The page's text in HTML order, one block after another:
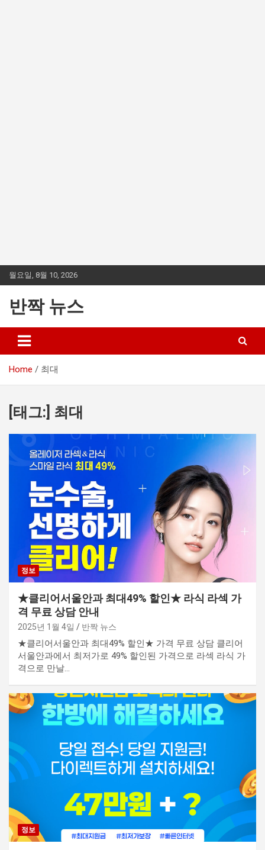
Skip
to
월요일, 8월 10, 2026
반짝 뉴스
Home 최대
[태그:] 최대
정보
★클리어서울안과 최대49% 할인★ 라식 라섹 가
격 무료 상담 안내
2025년 1월 4일 반짝 뉴스
★클리어서울안과 최대49% 할인★ 가격 무료 상담 클리어
서울안과에서 최저가로 49% 할인된 가격으로 라섹 라식 가
격으로 만날…
정보